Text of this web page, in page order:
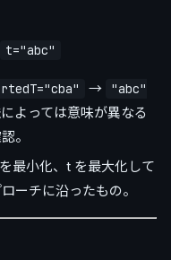
t="abc"
→
"abc"
よっては意味が異なる
。
最小化、t を最大化して
ーチに沿ったもの。